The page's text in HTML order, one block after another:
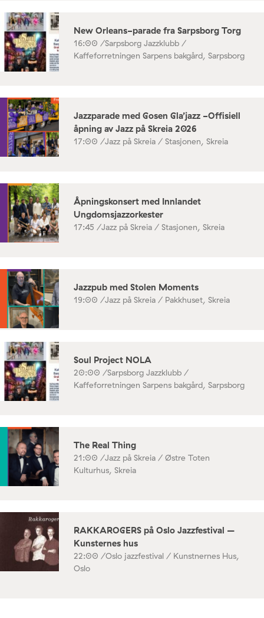
New Orleans-parade fra Sarpsborg Torg
16:00 /Sarpsborg Jazzklubb /
Kaffeforretningen Sarpens bakgård, Sarpsborg
Jazzparade med Gosen Gla’jazz -Offisiell
åpning av Jazz på Skreia 2026
17:00 /Jazz på Skreia / Stasjonen, Skreia
Åpningskonsert med Innlandet
Ungdomsjazzorkester
17:45 /Jazz på Skreia / Stasjonen, Skreia
Jazzpub med Stolen Moments
19:00 /Jazz på Skreia / Pakkhuset, Skreia
Soul Project NOLA
20:00 /Sarpsborg Jazzklubb /
Kaffeforretningen Sarpens bakgård, Sarpsborg
The Real Thing
21:00 /Jazz på Skreia / Østre Toten
Kulturhus, Skreia
RAKKAROGERS på Oslo Jazzfestival –
Kunsternes hus
22:00 /Oslo jazzfestival / Kunstnernes Hus,
Oslo